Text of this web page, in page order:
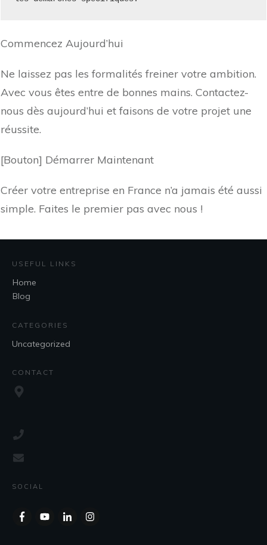
Commencez Aujourd’hui
Ne laissez pas les formalités freiner votre ambition.
Avec vous êtes entre de bonnes mains. Contactez-
nous dès aujourd’hui et faisons de votre projet une
réussite.
[Bouton] Démarrer Maintenant
Créer votre entreprise en France n’a jamais été aussi
simple. Faites le premier pas avec nous !
USEFUL LINKS
Home
Blog
CATEGORIES
Uncategorized
CONTACT
SOCIAL